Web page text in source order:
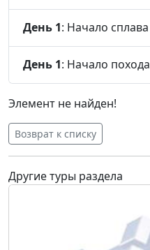
День 1: Начало сплава
День 1: Начало похода
Элемент не найден!
Возврат к списку
Другие туры раздела